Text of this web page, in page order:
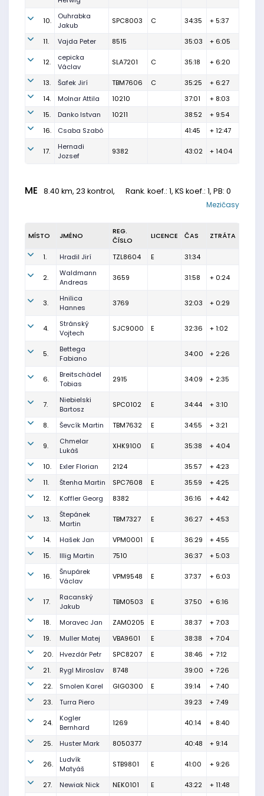
10.
Ouhrabka
Jakub
SPC8003 C 34:35 + 5:37
11. Vajda Peter 8515 35:03 + 6:05
12.
cepicka
Václav
SLA7201 C 35:18 + 6:20
13. Šafek Jirí TBM7606 C 35:25
+ 6:27
14.
Molnar Attila 10210 37:01
+ 8:03
15.
Danko Istvan 10211 38:52
+ 9:54
16.
Csaba Szabó 41:45 + 12:47
17.
Hernadi
Jozsef
9382 43:02 + 14:04
ME 8.40 km, 23 kontrol, Rank. koef.: 1, KS koef.: 1, PB: 0
Mezičasy
MÍSTO JMÉNO
REG.
ČÍSLO
LICENCE ČAS ZTRÁTA
1. Hradil Jirí TZL8604 E 31:34
2.
Waldmann
Andreas
3659 31:58 + 0:24
3.
Hnilica
Hannes
3769 32:03 + 0:29
4.
Stránský
Vojtech
SJC9000 E 32:36 + 1:02
5.
Bettega
Fabiano
34:00 + 2:26
6.
Breitschädel
Tobias
2915 34:09 + 2:35
7.
Niebielski
Bartosz
SPC0102 E 34:44 + 3:10
8. Ševcík Martin TBM7632 E 34:55 + 3:21
9.
Chmelar
Lukáš
XHK9100 E 35:38 + 4:04
10. Exler Florian 2124 35:57
+ 4:23
11.
Štenha Martin SPC7608 E 35:59
+ 4:25
12.
Koffler Georg 8382 36:16 + 4:42
13.
Štepánek
Martin
TBM7327 E 36:27 + 4:53
14. Hašek Jan VPM0001 E 36:29
+ 4:55
15.
Illig Martin 7510 36:37 + 5:03
16.
Šnupárek
Václav
VPM9548 E 37:37 + 6:03
17.
Racanský
Jakub
TBM0503 E 37:50 + 6:16
18. Moravec Jan ZAM0205 E 38:37
+ 7:03
19.
Muller Matej VBA9601 E 38:38
+ 7:04
20.
Hvezdár Petr SPC8207 E 38:46
+ 7:12
21.
Rygl Miroslav 8748 39:00
+ 7:26
22.
Smolen Karel GIG0300 E 39:14
+ 7:40
23.
Turra Piero 39:23 + 7:49
24.
Kogler
Bernhard
1269 40:14 + 8:40
25. Huster Mark 8050377 40:48 + 9:14
26.
Ludvík
Matyáš
STB9801 E 41:00 + 9:26
27. Newiak Nick NEK0101 E 43:22
+ 11:48